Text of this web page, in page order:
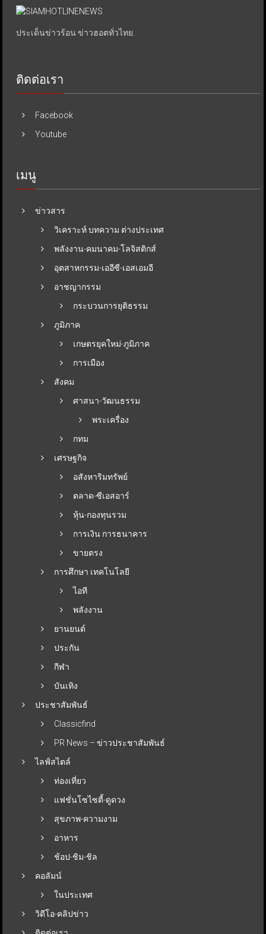
ประเด็นข่าวร้อน ข่าวฮอตทั่วไทย.
ติดต่อเรา
Facebook
Youtube
เมนู
ข่าวสาร
วิเคราะห์ บทความ ต่างประเทศ
พลังงาน-คมนาคม-โลจิสติกส์
อุตสาหกรรม-เออีซี-เอสเอมอี
อาชญากรรม
กระบวนการยุติธรรม
ภูมิภาค
เกษตรยุคใหม่-ภูมิภาค
การเมือง
สังคม
ศาสนา-วัฒนธรรม
พระเครื่อง
กทม
เศรษฐกิจ
อสังหาริมทรัพย์
ตลาด-ซีเอสอาร์
หุ้น-กองทุนรวม
การเงิน การธนาคาร
ขายตรง
การศึกษา เทคโนโลยี
ไอที
พลังงาน
ยานยนต์
ประกัน
กีฬา
บันเทิง
ประชาสัมพันธ์
Classicfind
PR News – ข่าวประชาสัมพันธ์
ไลฟ์สไตล์
ท่องเที่ยว
แฟชั่นโซไซตี้-ดูดวง
สุขภาพ-ความงาม
อาหาร
ช้อป-ชิม-ชิล
คอลัมน์
ในประเทศ
วิดีโอ-คลิปข่าว